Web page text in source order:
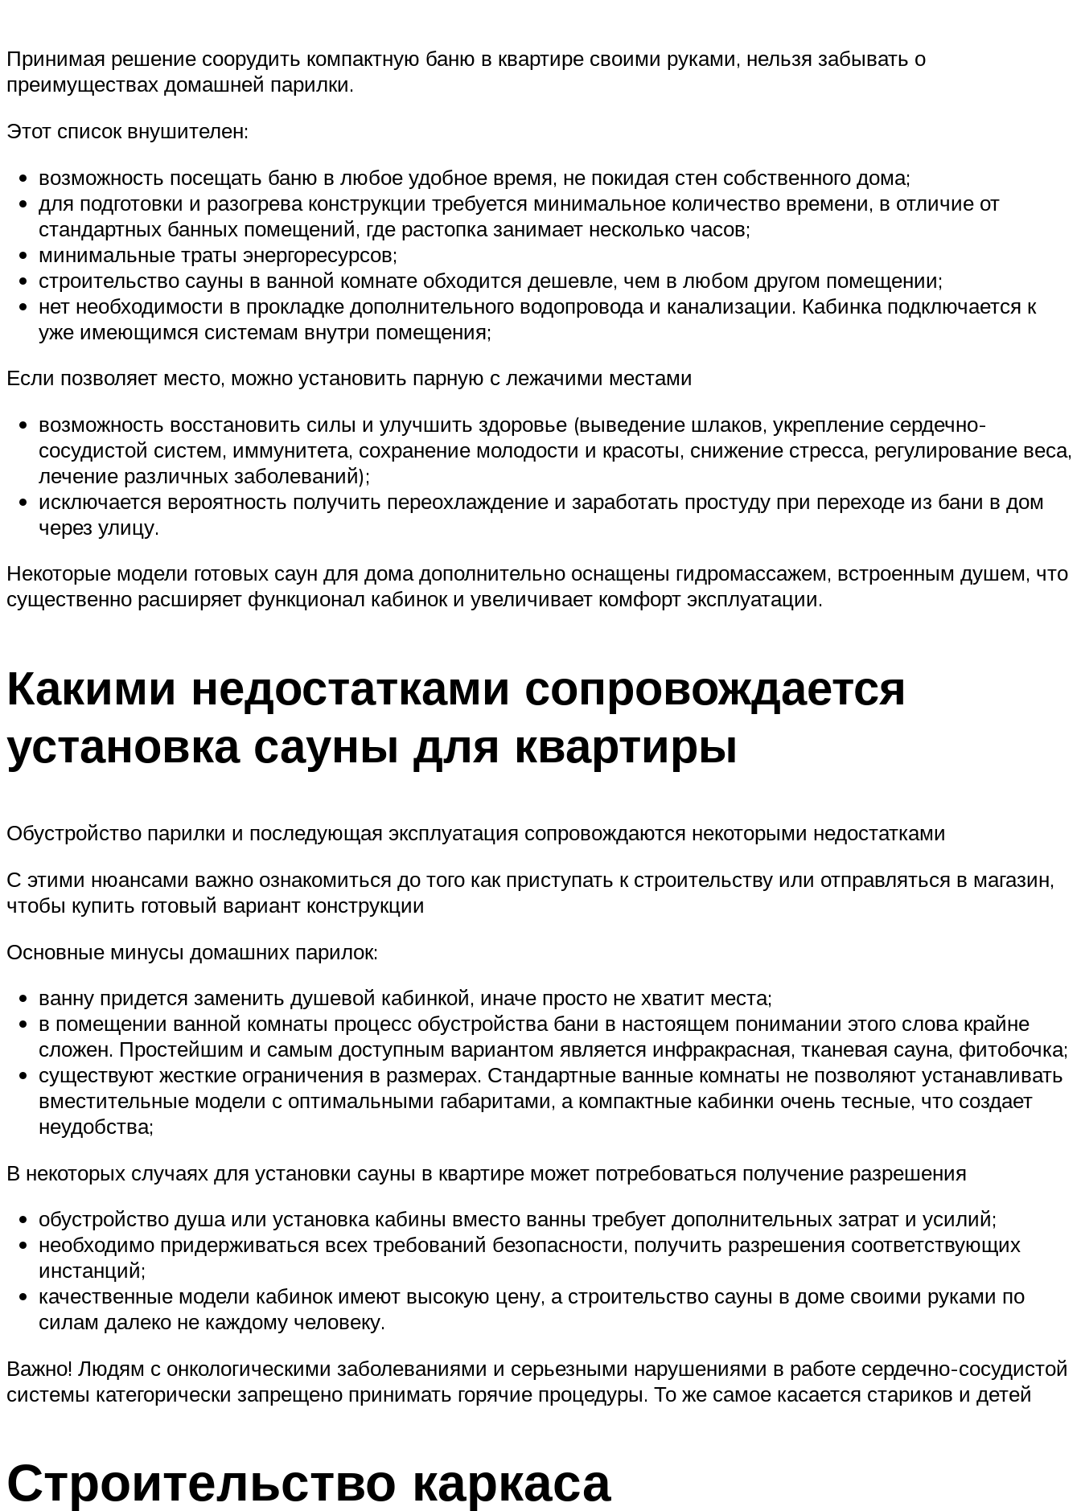
Принимая решение соорудить компактную баню в квартире своими руками, нельзя забывать о
преимуществах домашней парилки.
Этот список внушителен:
возможность посещать баню в любое удобное время, не покидая стен собственного дома;
для подготовки и разогрева конструкции требуется минимальное количество времени, в отличие от
стандартных банных помещений, где растопка занимает несколько часов;
минимальные траты энергоресурсов;
строительство сауны в ванной комнате обходится дешевле, чем в любом другом помещении;
нет необходимости в прокладке дополнительного водопровода и канализации. Кабинка подключается к
уже имеющимся системам внутри помещения;
Если позволяет место, можно установить парную с лежачими местами
возможность восстановить силы и улучшить здоровье (выведение шлаков, укрепление сердечно-
сосудистой систем, иммунитета, сохранение молодости и красоты, снижение стресса, регулирование веса,
лечение различных заболеваний);
исключается вероятность получить переохлаждение и заработать простуду при переходе из бани в дом
через улицу.
Некоторые модели готовых саун для дома дополнительно оснащены гидромассажем, встроенным душем, что
существенно расширяет функционал кабинок и увеличивает комфорт эксплуатации.
Какими недостатками сопровождается
установка сауны для квартиры
Обустройство парилки и последующая эксплуатация сопровождаются некоторыми недостатками
С этими нюансами важно ознакомиться до того как приступать к строительству или отправляться в магазин,
чтобы купить готовый вариант конструкции
Основные минусы домашних парилок:
ванну придется заменить душевой кабинкой, иначе просто не хватит места;
в помещении ванной комнаты процесс обустройства бани в настоящем понимании этого слова крайне
сложен. Простейшим и самым доступным вариантом является инфракрасная, тканевая сауна, фитобочка;
существуют жесткие ограничения в размерах. Стандартные ванные комнаты не позволяют устанавливать
вместительные модели с оптимальными габаритами, а компактные кабинки очень тесные, что создает
неудобства;
В некоторых случаях для установки сауны в квартире может потребоваться получение разрешения
обустройство душа или установка кабины вместо ванны требует дополнительных затрат и усилий;
необходимо придерживаться всех требований безопасности, получить разрешения соответствующих
инстанций;
качественные модели кабинок имеют высокую цену, а строительство сауны в доме своими руками по
силам далеко не каждому человеку.
Важно! Людям с онкологическими заболеваниями и серьезными нарушениями в работе сердечно-сосудистой
системы категорически запрещено принимать горячие процедуры. То же самое касается стариков и детей
Строительство каркаса